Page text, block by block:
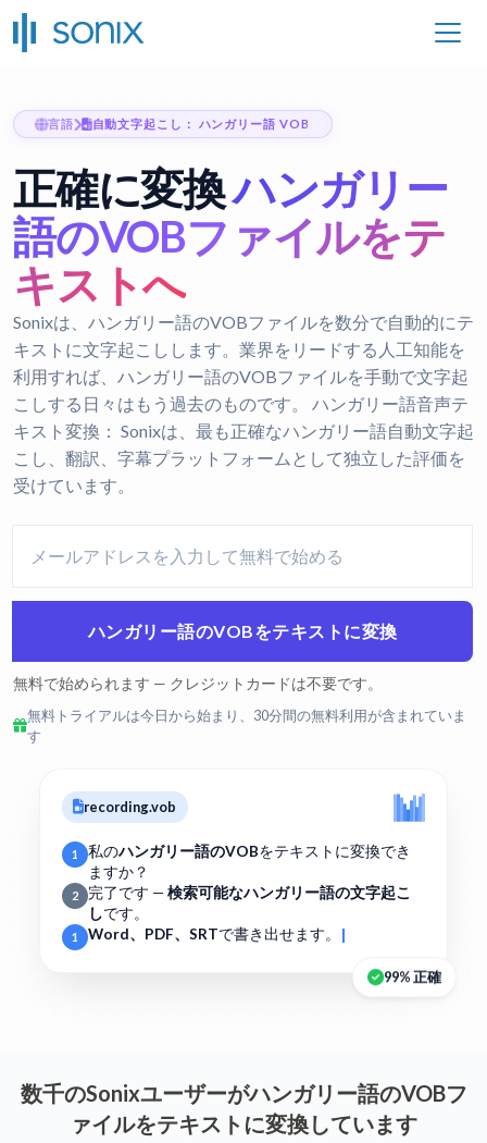
言語 自動文字起こし： ハンガリー語 VOB
正確に変換ハンガリー
語のVOBファイルをテ
キストへ
Sonixは、ハンガリー語のVOBファイルを数分で自動的にテ
キストに文字起こしします。業界をリードする人工知能を
利用すれば、ハンガリー語のVOBファイルを手動で文字起
こしする日々はもう過去のものです。 ハンガリー語音声テ
キスト変換： Sonixは、最も正確なハンガリー語自動文字起
こし、翻訳、字幕プラットフォームとして独立した評価を
受けています。
ハンガリー語のVOBをテキストに変換
無料で始められます — クレジットカードは不要です。
無料トライアルは今日から始まり、30分間の無料利用が含まれていま
す
recording.vob
1 私のハンガリー語のVOBをテキストに変換でき
ますか？
2 完了です — 検索可能なハンガリー語の文字起こ
しです。
1 Word、PDF、SRTで書き出せます。
99% 正確
数千のSonixユーザーがハンガリー語のVOBフ
ァイルをテキストに変換しています